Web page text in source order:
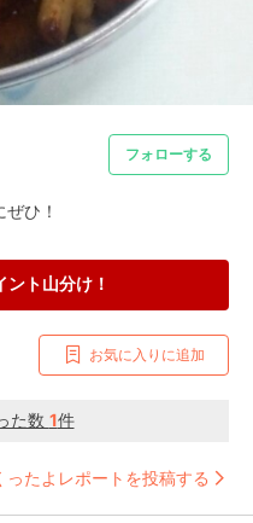
フォローする
ひ！
ト山分け！
お気に入りに追加
た数 1件
ったよレポートを投稿する